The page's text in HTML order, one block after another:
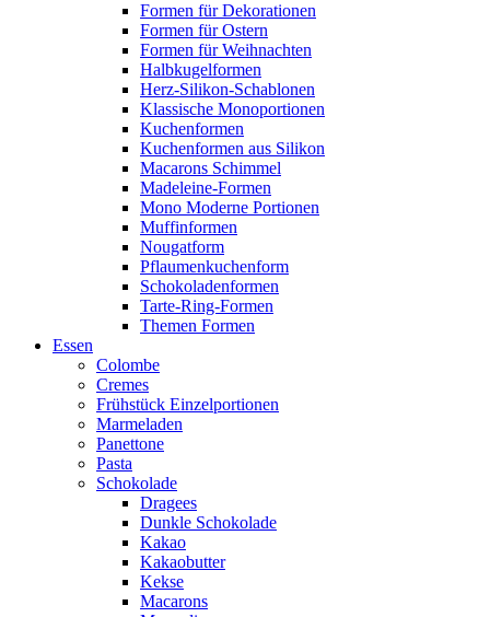
Formen für Dekorationen
Formen für Ostern
Formen für Weihnachten
Halbkugelformen
Herz-Silikon-Schablonen
Klassische Monoportionen
Kuchenformen
Kuchenformen aus Silikon
Macarons Schimmel
Madeleine-Formen
Mono Moderne Portionen
Muffinformen
Nougatform
Pflaumenkuchenform
Schokoladenformen
Tarte-Ring-Formen
Themen Formen
Essen
Colombe
Cremes
Frühstück Einzelportionen
Marmeladen
Panettone
Pasta
Schokolade
Dragees
Dunkle Schokolade
Kakao
Kakaobutter
Kekse
Macarons